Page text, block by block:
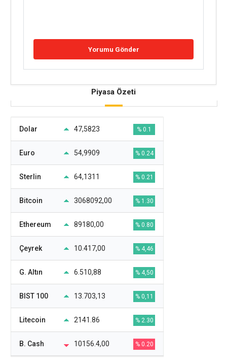
Piyasa Özeti
Dolar 47,5823 % 0.1
Euro 54,9909 % 0.24
Sterlin 64,1311 % 0.21
Bitcoin 3068092,00 % 1.30
Ethereum 89180,00 % 0.80
Çeyrek 10.417,00 % 4,46
G. Altın 6.510,88 % 4,50
BIST 100 13.703,13 % 0,11
Litecoin 2141.86 % 2.30
B. Cash 10156.4,00 % 0.20